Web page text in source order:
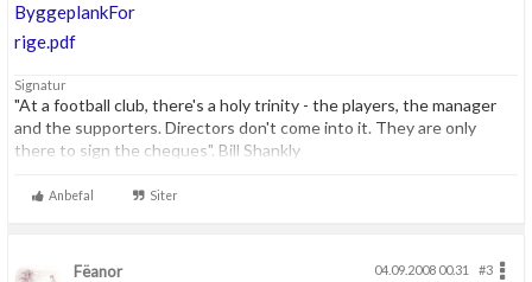
ByggeplankFor
rige.pdf
Signatur
"At a football club, there's a holy trinity - the players, the manager
and the supporters. Directors don't come into it. They are only
there to sign the cheques". Bill Shankly
"Maybe in life it's impossible to give 100 per cent to your job. Okay,
Anbefal Siter
Fëanor 04.09.2008 00.31
#3